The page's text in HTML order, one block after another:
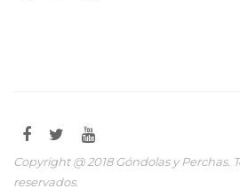
Copyright @ 2018 Góndolas y Perchas.
reservados.